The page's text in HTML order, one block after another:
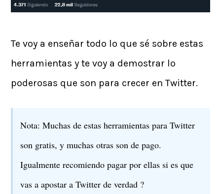
Te voy a enseñar todo lo que sé sobre estas
herramientas y te voy a demostrar lo
poderosas que son para crecer en Twitter.
Nota: Muchas de estas herramientas para Twitter
son gratis, y muchas otras son de pago.
Igualmente recomiendo pagar por ellas si es que
vas a apostar a Twitter de verdad ?